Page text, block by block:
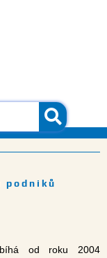
podniků
od roku 2004